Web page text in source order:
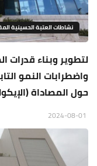
نشاطات العتبة الحسينية
لتطوير وبناء قدرات
واضطرابات النمو
حول المصاداة